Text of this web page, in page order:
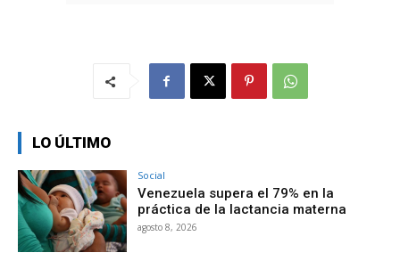
LO ÚLTIMO
Social
Venezuela supera el 79% en la
práctica de la lactancia materna
agosto 8, 2026